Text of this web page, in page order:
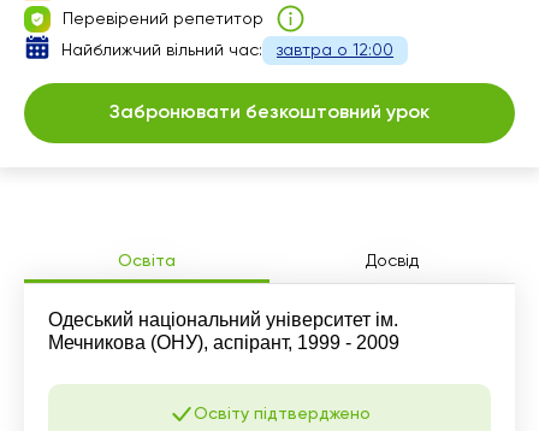
Освіта Досвід
Одеський національний університет ім.
Мечникова (ОНУ), аспірант, 1999 - 2009
Освіту підтверджено
Перевірений репетитор
Найближчий вільний час:
завтра о 12:00
Забронювати безкоштовний урок